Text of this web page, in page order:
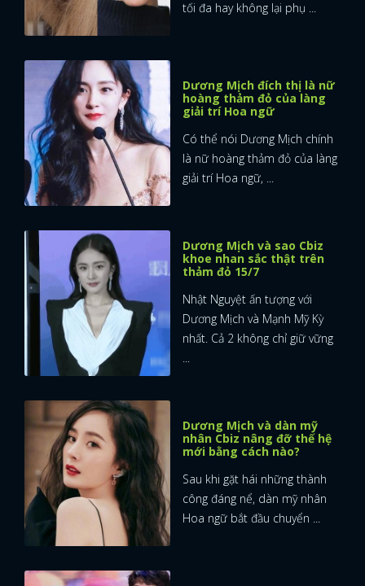
tối đa hay không lại phụ ...
Dương Mịch đích thị là nữ
hoàng thảm đỏ của làng
giải trí Hoa ngữ
Có thể nói Dương Mịch chính
là nữ hoàng thảm đỏ của làng
giải trí Hoa ngữ, ...
Dương Mịch và sao Cbiz
khoe nhan sắc thật trên
thảm đỏ 15/7
Nhật Nguyệt ấn tượng với
Dương Mịch và Mạnh Mỹ Kỳ
nhất. Cả 2 không chỉ giữ vững
...
Dương Mịch và dàn mỹ
nhân Cbiz nâng đỡ thế hệ
mới bằng cách nào?
Sau khi gặt hái những thành
công đáng nể, dàn mỹ nhân
Hoa ngữ bắt đầu chuyển ...